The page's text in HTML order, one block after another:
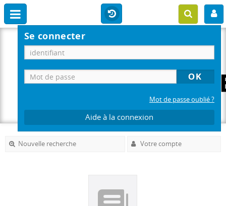
Se connecter
Mot de passe oublié ?
Aide à la connexion
Nouvelle recherche Votre compte